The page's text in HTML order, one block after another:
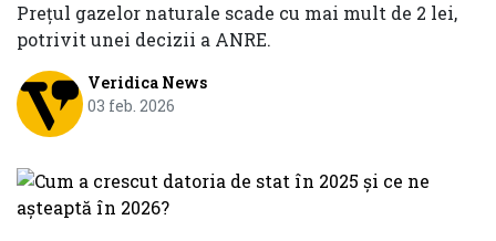
Prețul gazelor naturale scade cu mai mult de 2 lei,
potrivit unei decizii a ANRE.
Veridica News
03 feb. 2026